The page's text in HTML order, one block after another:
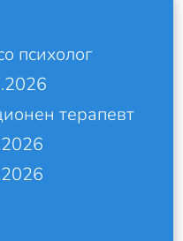
психолог
терапевт